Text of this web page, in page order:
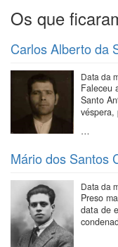
Os que
Carlos Alberto da
Data da
Faleceu
Santo
véspera,
…
Mário dos Santos
Data da
Preso
data de